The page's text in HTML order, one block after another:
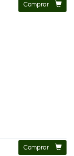
Comprar
Comprar